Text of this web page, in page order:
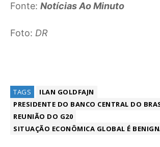
Fonte: Notícias Ao Minuto
Foto: DR
TAGS
ILAN GOLDFAJN
PRESIDENTE DO BANCO CENTRAL DO
REUNIÃO DO G20
SITUAÇÃO ECONÔMICA GLOBAL É